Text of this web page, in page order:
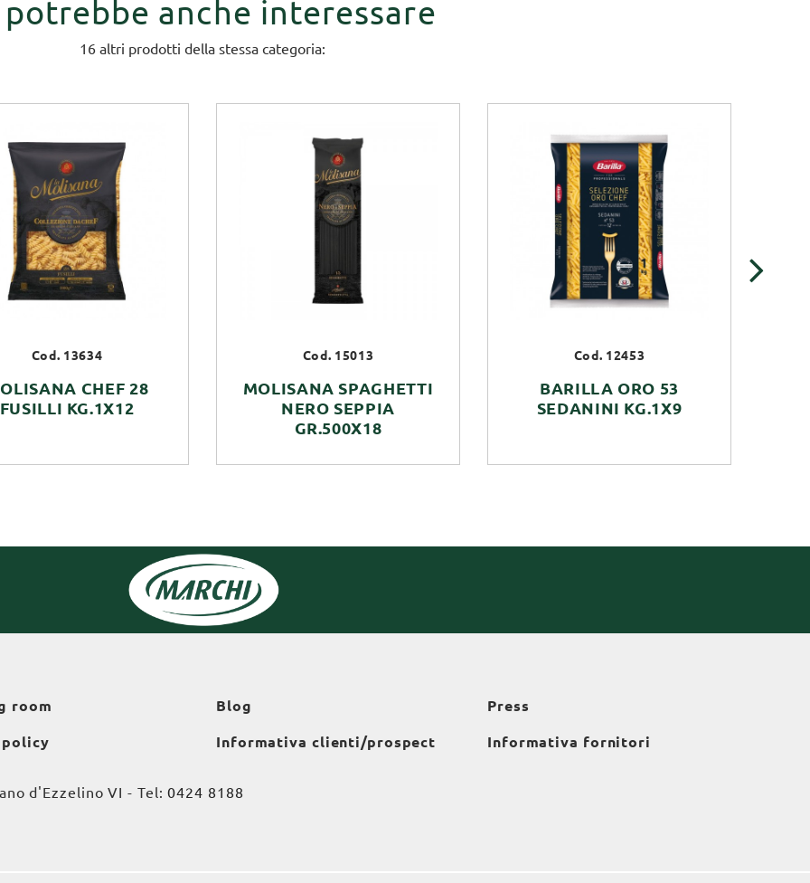
potrebbe anche interessare
16 altri prodotti della stessa categoria:
Cod. 13634
CHEF 28
FUSILLI KG.1X12
Cod. 15013
MOLISANA SPAGHETTI
NERO SEPPIA
GR.500X18
Cod. 12453
BARILLA ORO 53
SEDANINI KG.1X9
room
policy
Blog
Informativa clienti/prospect
Press
Informativa fornitori
d'Ezzelino VI - Tel:0424 8188